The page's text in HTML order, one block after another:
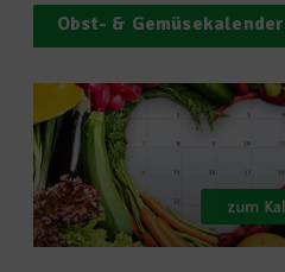
Obst- & Gemüsekalender